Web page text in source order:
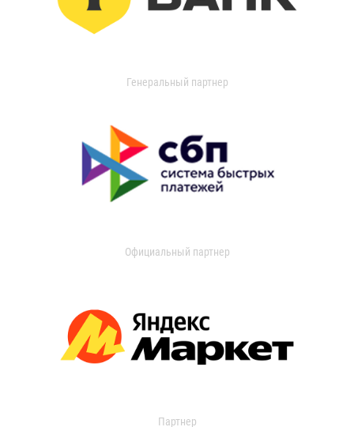
Генеральный партнер
Официальный партнер
Партнер